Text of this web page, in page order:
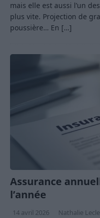
mais elle est aussi l’un
plus vite. Projection de
poussière… En […]
Assurance
l’année
14 avril 2026 Nathalie